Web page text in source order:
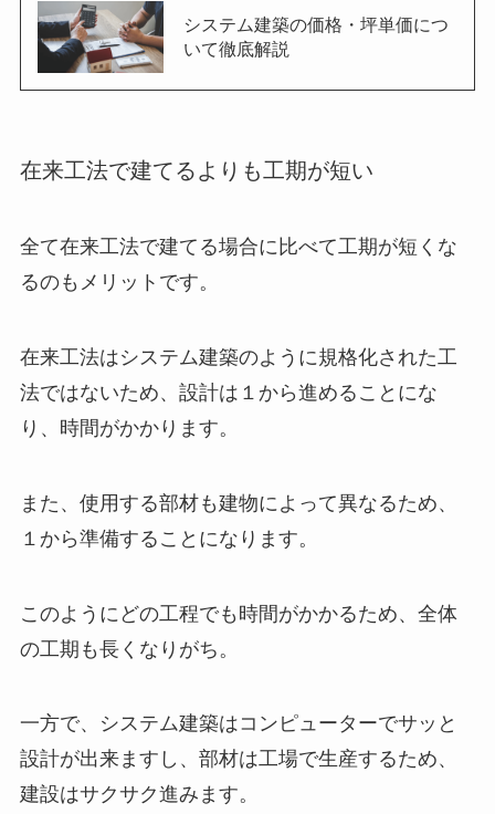
システム建築の価格・坪単価につ
いて徹底解説
在来工法で建てるよりも工期が短い
全て在来工法で建てる場合に比べて工期が短くな
るのもメリットです。
在来工法はシステム建築のように規格化された工
法ではないため、設計は１から進めることにな
り、時間がかかります。
また、使用する部材も建物によって異なるため、
１から準備することになります。
このようにどの工程でも時間がかかるため、全体
の工期も長くなりがち。
一方で、システム建築はコンピューターでサッと
設計が出来ますし、部材は工場で生産するため、
建設はサクサク進みます。